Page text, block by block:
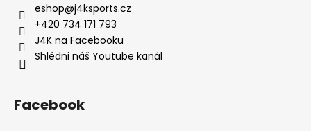
eshop@j4ksports.cz
+420 734 171 793
J4K na Facebooku
Shlédni náš Youtube kanál
Facebook